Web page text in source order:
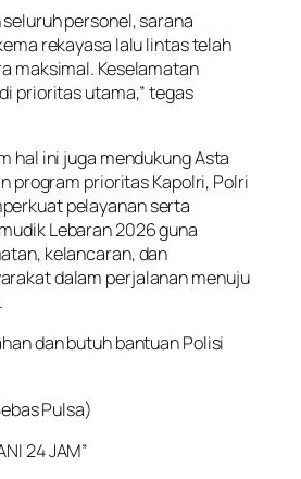
personel, sarana
rekayasa lalu lintas telah
maksimal. Keselamatan
prioritas utama,” tegas
hal ini juga mendukung Asta
program prioritas Kapolri, Polri
pelayanan serta
Lebaran 2026 guna
kelancaran, dan
dalam perjalanan menuju
dan butuh bantuan Polisi
Pulsa)
24 JAM”